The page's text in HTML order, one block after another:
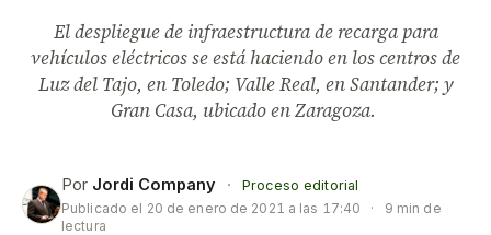
El despliegue de infraestructura de recarga para
vehículos eléctricos se está haciendo en los centros de
Luz del Tajo, en Toledo; Valle Real, en Santander; y
Gran Casa, ubicado en Zaragoza.
Por Jordi Company ·
Proceso editorial
Publicado el 20 de enero de 2021 a las 17:40 ·
9 min de
lectura